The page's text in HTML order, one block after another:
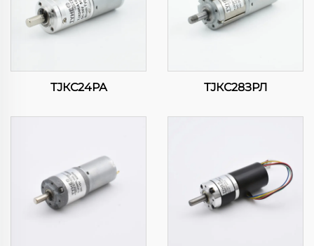
ТЈКС24РА ТЈКС28ЗРЛ